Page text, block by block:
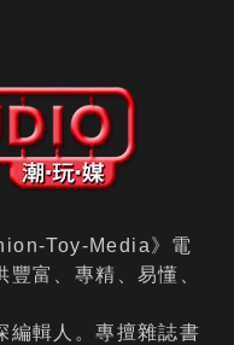
Toy-Media》電
富、專精、易懂、
編輯人。專擅雜誌書